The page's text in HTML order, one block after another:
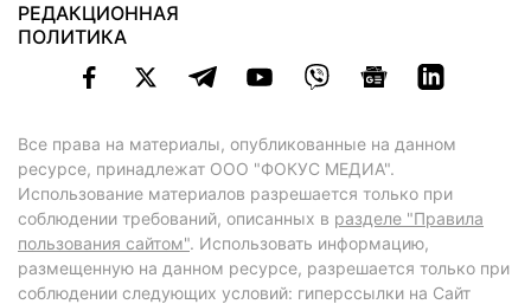
РЕДАКЦИОННАЯ
ПОЛИТИКА
Все права на материалы, опубликованные на данном
ресурсе, принадлежат ООО "ФОКУС МЕДИА".
Использование материалов разрешается только при
соблюдении требований, описанных в разделе "Правила
пользования сайтом". Использовать информацию,
размещенную на данном ресурсе, разрешается только при
соблюдении следующих условий: гиперссылки на Сайт